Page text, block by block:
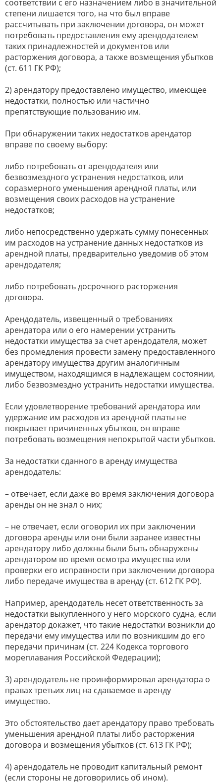
соответствии с его назначением либо в значительной
степени лишается того, на что был вправе
рассчитывать при заключении договора, он может
потребовать предоставления ему арендодателем
таких принадлежностей и документов или
расторжения договора, а также возмещения убытков
(ст. 611 ГК РФ);
2) арендатору предоставлено имущество, имеющее
недостатки, полностью или частично
препятствующие пользованию им.
При обнаружении таких недостатков арендатор
вправе по своему выбору:
либо потребовать от арендодателя или
безвозмездного устранения недостатков, или
соразмерного уменьшения арендной платы, или
возмещения своих расходов на устранение
недостатков;
либо непосредственно удержать сумму понесенных
им расходов на устранение данных недостатков из
арендной платы, предварительно уведомив об этом
арендодателя;
либо потребовать досрочного расторжения
договора.
Арендодатель, извещенный о требованиях
арендатора или о его намерении устранить
недостатки имущества за счет арендодателя, может
без промедления провести замену предоставленного
арендатору имущества другим аналогичным
имуществом, находящимся в надлежащем состоянии,
либо безвозмездно устранить недостатки имущества.
Если удовлетворение требований арендатора или
удержание им расходов из арендной платы не
покрывает причиненных убытков, он вправе
потребовать возмещения непокрытой части убытков.
За недостатки сданного в аренду имущества
арендодатель:
– отвечает, если даже во время заключения договора
аренды он не знал о них;
– не отвечает, если оговорил их при заключении
договора аренды или они были заранее известны
арендатору либо должны были быть обнаружены
арендатором во время осмотра имущества или
проверки его исправности при заключении договора
либо передаче имущества в аренду (ст. 612 ГК РФ).
Например, арендодатель несет ответственность за
недостатки выкупленного у него морского судна, если
арендатор докажет, что такие недостатки возникли до
передачи ему имущества или по возникшим до его
передачи причинам (ст. 224 Кодекса торгового
мореплавания Российской Федерации);
3) арендодатель не проинформировал арендатора о
правах третьих лиц на сдаваемое в аренду
имущество.
Это обстоятельство дает арендатору право требовать
уменьшения арендной платы либо расторжения
договора и возмещения убытков (ст. 613 ГК РФ);
4) арендодатель не проводит капитальный ремонт
(если стороны не договорились об ином).